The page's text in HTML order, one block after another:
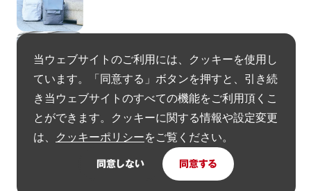
BRUNO株式会社
Dell Pro Premium EcoLoop Series
Dell Technologies
ヘルメットインナー
当ウェブサイトのご利用には、クッキーを使用し
ています。「同意する」ボタンを押すと、引き続
き当ウェブサイトのすべての機能をご利用頂くこ
とができます。クッキーに関する情報や設定変更
は、
クッキーポリシーをご覧ください。
同意しない 同意する